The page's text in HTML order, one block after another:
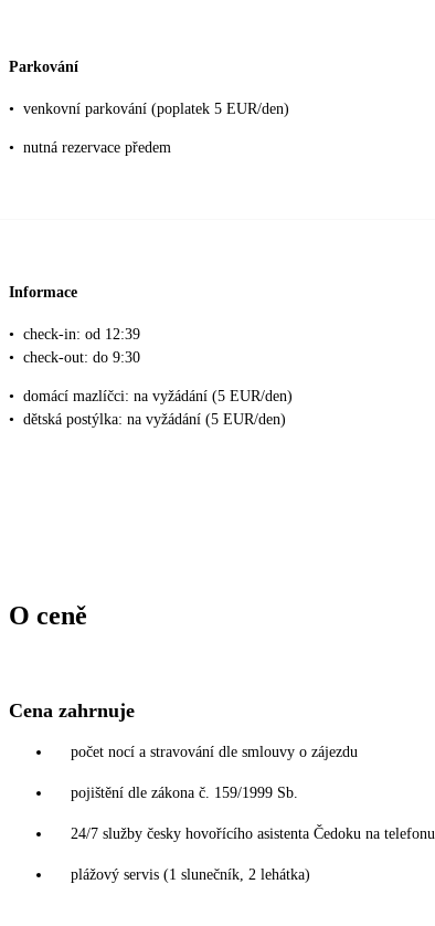
Parkování
• venkovní parkování (poplatek 5 EUR/den)
• nutná rezervace předem
Informace
• check-in: od 12:39
• check-out: do 9:30
• domácí mazlíčci: na vyžádání (5 EUR/den)
• dětská postýlka: na vyžádání (5 EUR/den)
O ceně
Cena zahrnuje
počet nocí a stravování dle smlouvy o zájezdu
pojištění dle zákona č. 159/1999 Sb.
24/7 služby česky hovořícího asistenta Čedoku na telefonu
plážový servis (1 slunečník, 2 lehátka)